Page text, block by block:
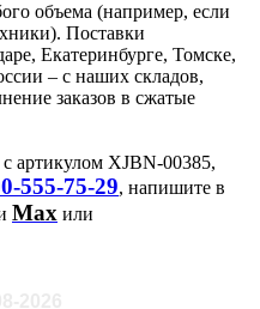
объема (например, если
Поставки
Екатеринбурге, Томске,
– с наших складов,
заказов в сжатые
артикулом XJBN-00385,
555-75-29, напишите в
Max или